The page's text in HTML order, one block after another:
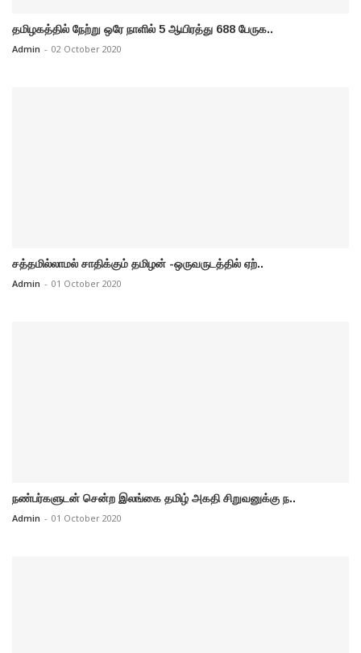
தமிழகத்தில் நேற்று ஒரே நாளில் 5 ஆயிரத்து 688 பேருக..
Admin - 02 October 2020
சத்தமில்லாமல் சாதிக்கும் தமிழன் -ஒருவருடத்தில் ஏற்..
Admin - 01 October 2020
நண்பர்களுடன் சென்ற இலங்கை தமிழ் அகதி சிறுவனுக்கு ந..
Admin - 01 October 2020